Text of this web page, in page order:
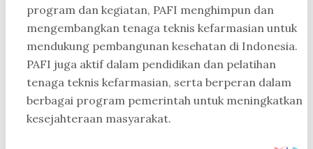
program dan kegiatan, PAFI menghimpun dan
mengembangkan tenaga teknis kefarmasian untuk
mendukung pembangunan kesehatan di Indonesia.
PAFI juga aktif dalam pendidikan dan pelatihan
tenaga teknis kefarmasian, serta berperan dalam
berbagai program pemerintah untuk meningkatkan
kesejahteraan masyarakat.